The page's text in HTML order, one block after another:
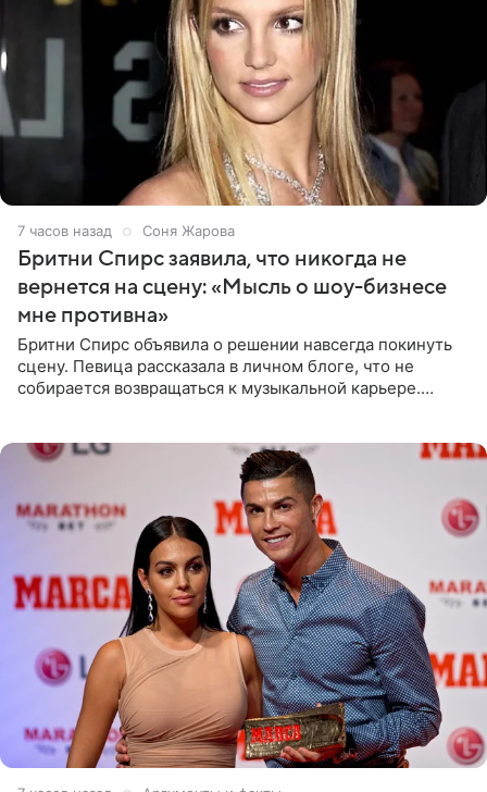
7 часов назад Соня Жарова
Бритни Спирс заявила, что никогда не
вернется на сцену: «Мысль о шоу-бизнесе
мне противна»
Бритни Спирс объявила о решении навсегда покинуть
сцену. Певица рассказала в личном блоге, что не
собирается возвращаться к музыкальной карьере.